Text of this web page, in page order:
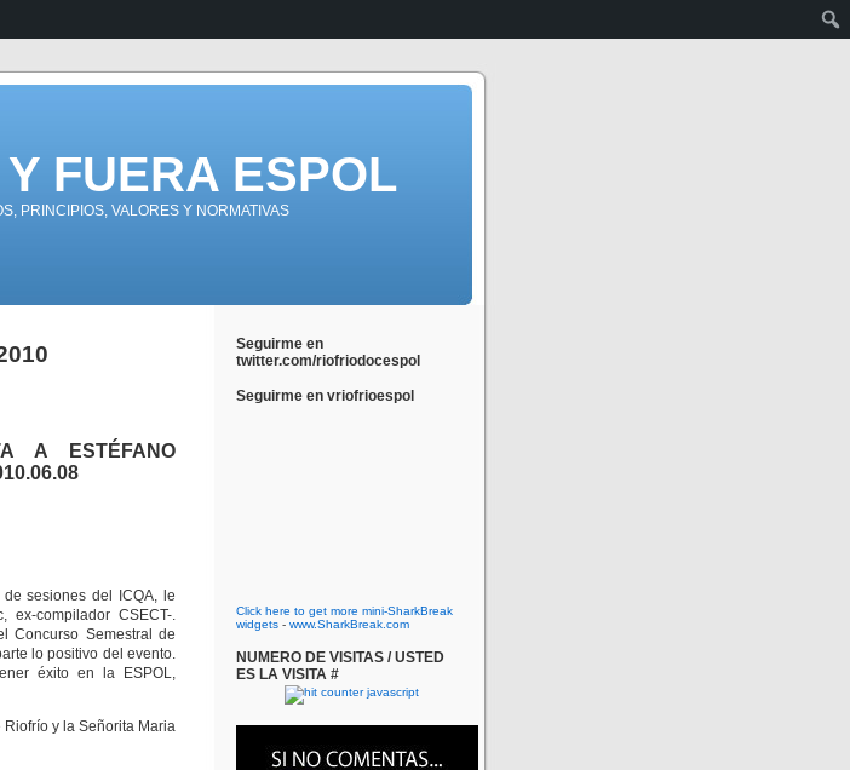
FUERA ESPOL
PRINCIPIOS, VALORES Y NORMATIVAS
A ESTÉFANO
sesiones del ICQA, le
ex-compilador CSECT-.
Concurso Semestral de
lo positivo del evento.
éxito en la ESPOL,
y la Señorita Maria
Seguirme en
twitter.com/riofriodocespol
Seguirme en vriofrioespol
Click here to get more mini-SharkBreak
widgets - www.SharkBreak.com
NUMERO DE VISITAS / USTED
ES LA VISITA #